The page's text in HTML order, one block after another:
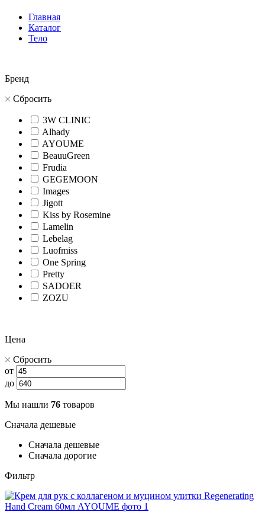
Главная
Каталог
Тело
Бренд
Сбросить
3W CLINIC
Alhady
AYOUME
BeauuGreen
Frudia
GEGEMOON
Images
Jigott
Kiss by Rosemine
Lamelin
Lebelag
Luofmiss
One Spring
Pretty
SADOER
ZOZU
Цена
Сбросить
от
до
Мы нашли 76 товаров
Сначала дешевые
Сначала дешевые
Сначала дорогие
Фильтр